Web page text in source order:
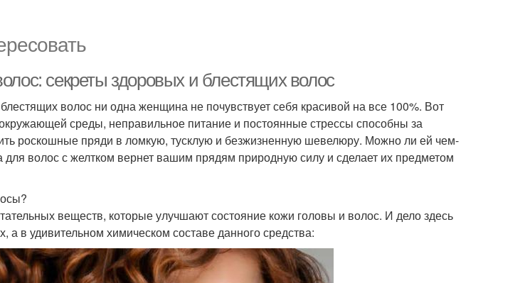
секреты здоровых и блестящих волос
волос ни одна женщина не почувствует себя красивой на все 100%. Вот
среды, неправильное питание и постоянные стрессы способны за
роскошные пряди в ломкую, тусклую и безжизненную шевелюру. Можно ли ей чем-
волос с желтком вернет вашим прядям природную силу и сделает их предметом
веществ, которые улучшают состояние кожи головы и волос. И дело здесь
а в удивительном химическом составе данного средства: